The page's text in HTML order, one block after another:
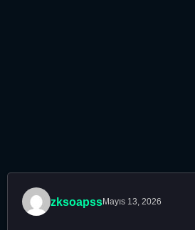
zksoapssMayıs 13, 2026